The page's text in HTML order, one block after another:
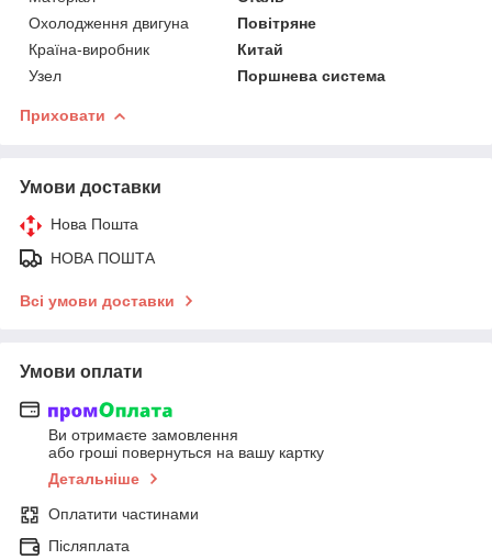
Охолодження двигуна
Повітряне
Країна-виробник
Китай
Узел
Поршнева система
Приховати
Умови доставки
Нова Пошта
НОВА ПОШТА
Всі умови доставки
Умови оплати
Ви отримаєте замовлення
або гроші повернуться на вашу картку
Детальніше
Оплатити частинами
Післяплата